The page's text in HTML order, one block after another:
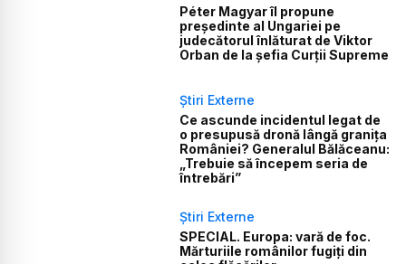
Péter Magyar îl propune
președinte al Ungariei pe
judecătorul înlăturat de Viktor
Orban de la șefia Curții Supreme
Știri Externe
Ce ascunde incidentul legat de
o presupusă dronă lângă granița
României? Generalul Bălăceanu:
„Trebuie să începem seria de
întrebări”
Știri Externe
SPECIAL. Europa: vară de foc.
Mărturiile românilor fugiți din